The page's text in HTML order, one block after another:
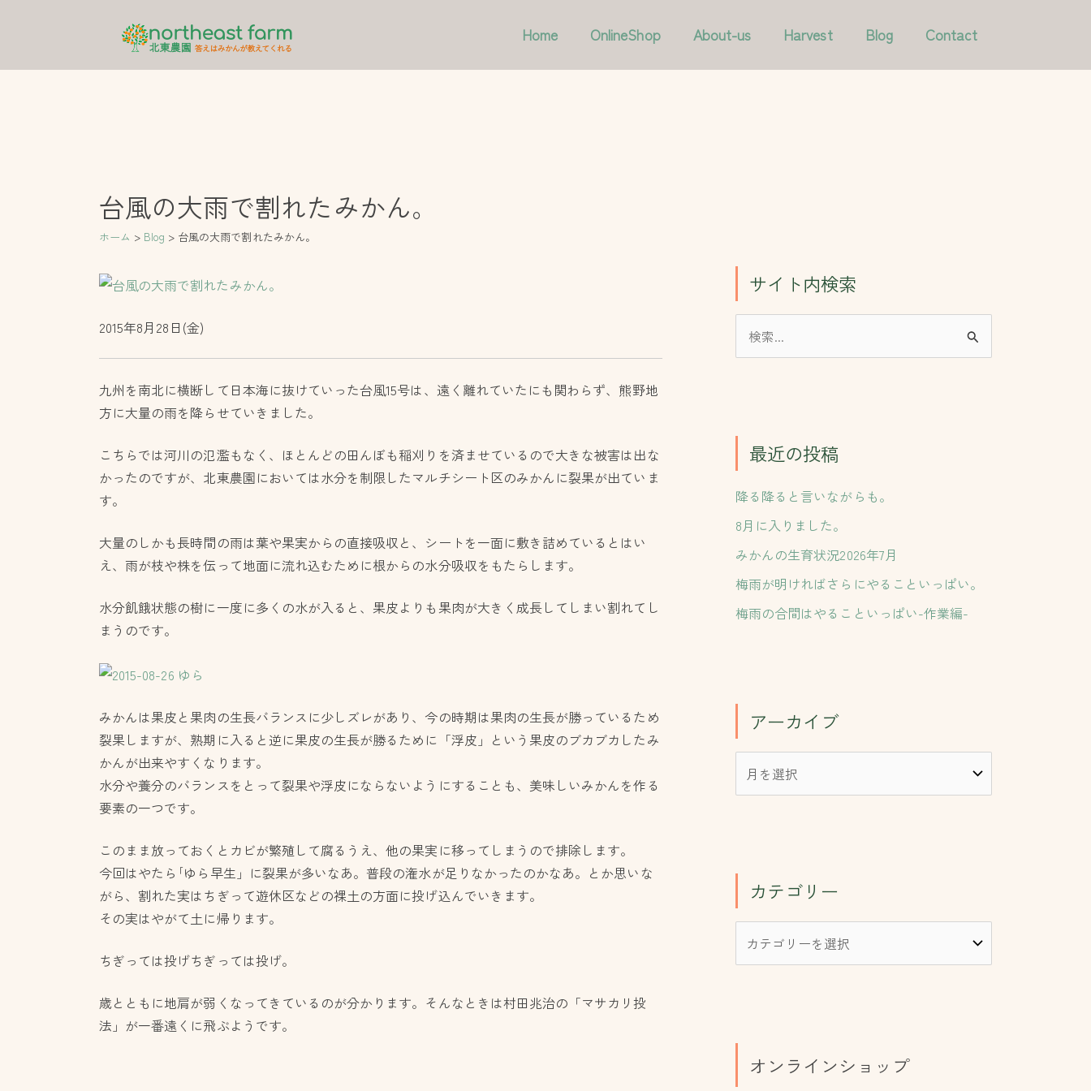
Home OnlineShop About-us Harvest Blog Contact
台風の大雨で割れたみかん。
ホーム Blog 台風の大雨で割れたみかん。
2015年8月28日(金)
九州を南北に横断して日本海に抜けていった台風15号は、遠く離れていたにも関わらず、熊野地
方に大量の雨を降らせていきました。
こちらでは河川の氾濫もなく、ほとんどの田んぼも稲刈りを済ませているので大きな被害は出な
かったのですが、北東農園においては水分を制限したマルチシート区のみかんに裂果が出ていま
す。
大量のしかも長時間の雨は葉や果実からの直接吸収と、シートを一面に敷き詰めているとはい
え、雨が枝や株を伝って地面に流れ込むために根からの水分吸収をもたらします。
水分飢餓状態の樹に一度に多くの水が入ると、果皮よりも果肉が大きく成長してしまい割れてし
まうのです。
みかんは果皮と果肉の生長バランスに少しズレがあり、今の時期は果肉の生長が勝っているため
裂果しますが、熟期に入ると逆に果皮の生長が勝るために「浮皮」という果皮のブカブカしたみ
かんが出来やすくなります。
水分や養分のバランスをとって裂果や浮皮にならないようにすることも、美味しいみかんを作る
要素の一つです。
このまま放っておくとカビが繁殖して腐るうえ、他の果実に移ってしまうので排除します。
今回はやたら｢ゆら早生」に裂果が多いなあ。普段の潅水が足りなかったのかなあ。とか思いな
がら、割れた実はちぎって遊休区などの裸土の方面に投げ込んでいきます。
その実はやがて土に帰ります。
ちぎっては投げちぎっては投げ。
歳とともに地肩が弱くなってきているのが分かります。そんなときは村田兆治の「マサカリ投
法」が一番遠くに飛ぶようです。
サイト内検索
索
:
最近の投稿
降る降ると言いながらも。
8月に入りました。
みかんの生育状況2026年7月
梅雨が明ければさらにやることいっぱい。
梅雨の合間はやることいっぱい-作業編-
アーカイブ
ー
カテゴリー
テ
オンラインショップ